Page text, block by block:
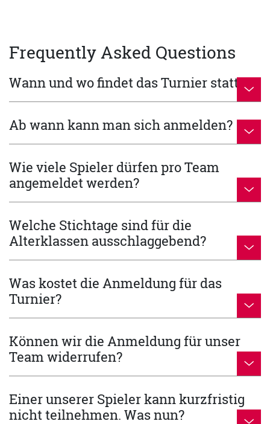
Frequently Asked Questions
Wann und wo findet das Turnier statt?
Ab wann kann man sich anmelden?
Wie viele Spieler dürfen pro Team
angemeldet werden?
Welche Stichtage sind für die
Alterklassen ausschlaggebend?
Was kostet die Anmeldung für das
Turnier?
Können wir die Anmeldung für unser
Team widerrufen?
Einer unserer Spieler kann kurzfristig
nicht teilnehmen. Was nun?